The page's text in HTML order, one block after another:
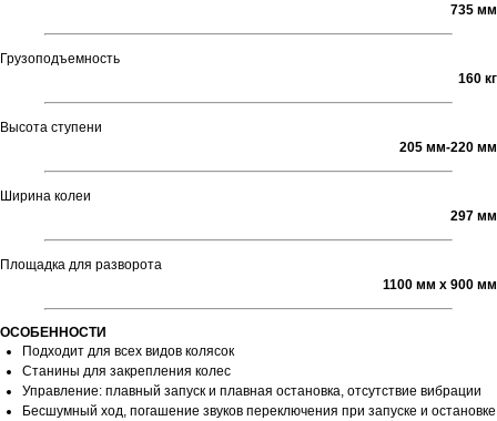
735 мм
Грузоподъемность
160 кг
Высота ступени
205 мм-220 мм
Ширина колеи
297 мм
Площадка для разворота
1100 мм х 900 мм
ОСОБЕННОСТИ
Подходит для всех видов колясок
Станины для закрепления колес
Управление: плавный запуск и плавная остановка, отсутствие вибрации
Бесшумный ход, погашение звуков переключения при запуске и остановке